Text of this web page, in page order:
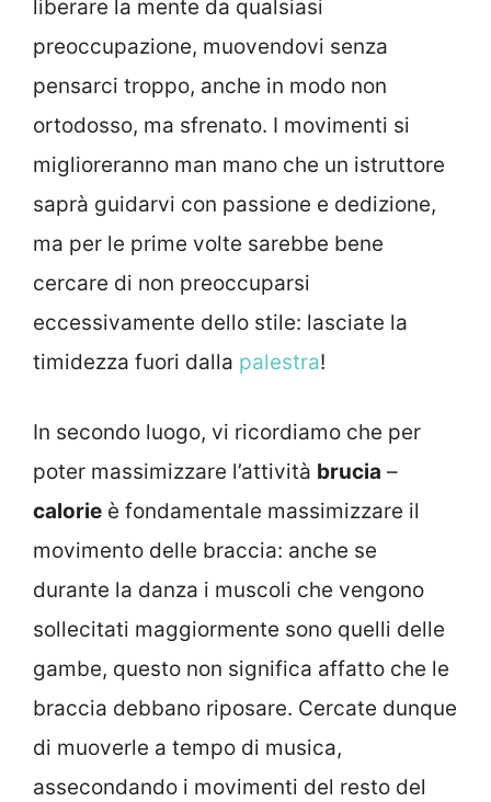
liberare la mente da qualsiasi
preoccupazione, muovendovi senza
pensarci troppo, anche in modo non
ortodosso, ma sfrenato. I movimenti si
miglioreranno man mano che un istruttore
saprà guidarvi con passione e dedizione,
ma per le prime volte sarebbe bene
cercare di non preoccuparsi
eccessivamente dello stile: lasciate la
timidezza fuori dalla palestra!
In secondo luogo, vi ricordiamo che per
poter massimizzare l’attività brucia –
calorie è fondamentale massimizzare il
movimento delle braccia: anche se
durante la danza i muscoli che vengono
sollecitati maggiormente sono quelli delle
gambe, questo non significa affatto che le
braccia debbano riposare. Cercate dunque
di muoverle a tempo di musica,
assecondando i movimenti del resto del